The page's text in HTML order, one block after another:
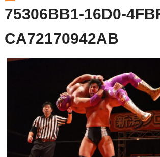
75306BB1-16D0-
CA72170942AB